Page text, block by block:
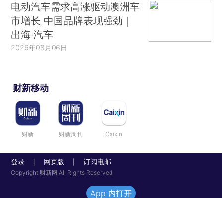
电动汽车需求高涨驱动澳洲车
市增长 中国品牌表现强劲｜
出海·汽车
2026年08月06日
财新移动
财新 财新周刊 Caixin
登录 网页版 订阅电邮
Copyright 财新网 All Rights Reserved
App 内打开